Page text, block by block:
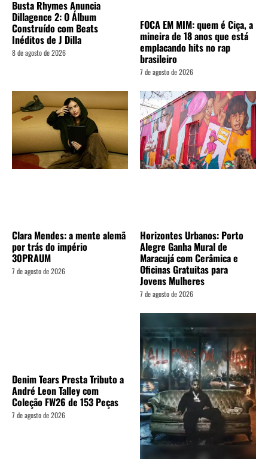
Busta Rhymes Anuncia
Dillagence 2: O Álbum
Construído com Beats
Inéditos de J Dilla
8 de agosto de 2026
FOCA EM MIM: quem é Ciça, a
mineira de 18 anos que está
emplacando hits no rap
brasileiro
7 de agosto de 2026
Clara Mendes: a mente alemã
por trás do império
30PRAUM
7 de agosto de 2026
Horizontes Urbanos: Porto
Alegre Ganha Mural de
Maracujá com Cerâmica e
Oficinas Gratuitas para
Jovens Mulheres
7 de agosto de 2026
Denim Tears Presta Tributo a
André Leon Talley com
Coleção FW26 de 153 Peças
7 de agosto de 2026